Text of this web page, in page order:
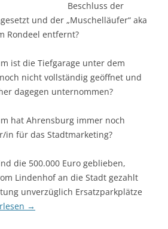
Beschluss der
und der „Muschelläufer“ aka
Rondeel entfernt?
ist die Tiefgarage unter dem
nicht vollständig geöffnet und
dagegen unternommen?
hat Ahrensburg immer noch
in für das Stadtmarketing?
die 500.000 Euro geblieben,
Lindenhof an die Stadt gezahlt
unverzüglich Ersatzparkplätze
→